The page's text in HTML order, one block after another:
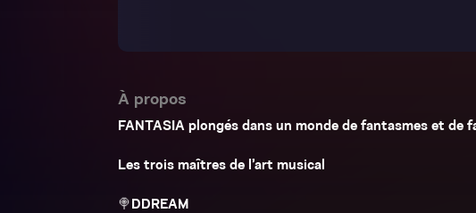
À propos
FANTASIA plongés dans un monde de fantasmes et de
Les trois maîtres de l’art musical
🍭DDREAM